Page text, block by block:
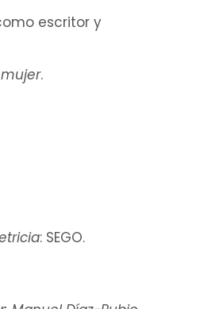
escritor y
.
: SEGO.